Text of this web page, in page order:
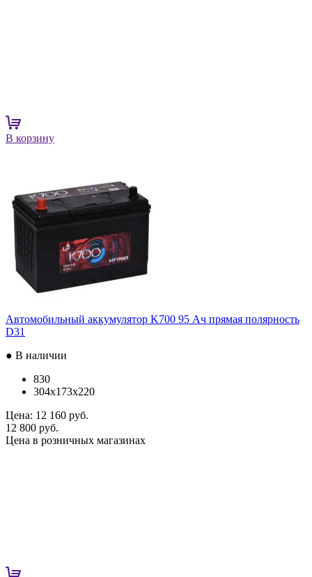
В корзину
Автомобильный аккумулятор K700 95 Ач прямая полярность
D31
● В наличии
830
304x173x220
Цена: 12 160 руб.
12 800 руб.
Цена в розничных магазинах